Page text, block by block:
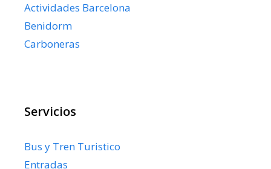
Actividades Barcelona
Benidorm
Carboneras
Servicios
Bus y Tren Turistico
Entradas